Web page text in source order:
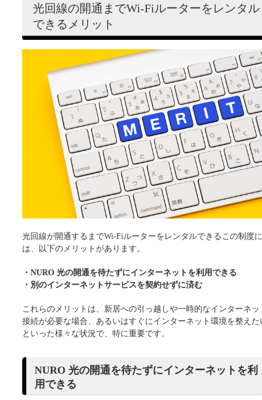
光回線の開通までWi-Fiルーターをレンタル
できるメリット
光回線が開通するまでWi-Fiルーターをレンタルできるこの制度に
は、以下のメリットがあります。
・NURO 光の開通を待たずにインターネットを利用できる
・別のインターネットサービスを契約せずに済む
これらのメリットは、新居への引っ越しや一時的なインターネッ
接続が必要な場合、あるいはすぐにインターネット環境を整えた
といった様々な状況で、特に重要です。
NURO 光の開通を待たずにインターネットを利
用できる